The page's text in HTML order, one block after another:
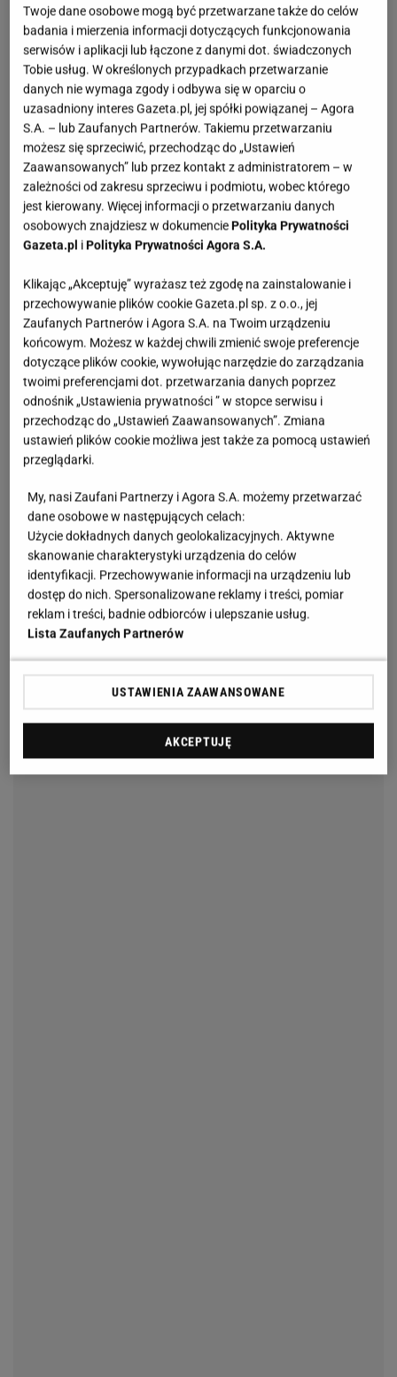
modelujące, które subtelnie podkreślają sylwetkę i
zapewniają komfort przez cały dzień. Naszym
faworytem jest model Matt Efect - cienkie, matowe
rajstopy dające efekt gładkiej skóry i maskujące
wszelkie niedoskonałości. Sprawią, że nogi
wyglądają bardziej naturalnie, są optycznie
wysmuklone i wydłużone. To prezent, który nie tylko
wygląda efektownie, ale też pomaga poczuć się
pewniej podczas ważnych okazji. Inne modele też są
super.
Twoje dane osobowe mogą być przetwarzane także do celów
badania i mierzenia informacji dotyczących funkcjonowania
serwisów i aplikacji lub łączone z danymi dot. świadczonych
Tobie usług. W określonych przypadkach przetwarzanie
danych nie wymaga zgody i odbywa się w oparciu o
uzasadniony interes Gazeta.pl, jej spółki powiązanej – Agora
S.A. – lub Zaufanych Partnerów. Takiemu przetwarzaniu
możesz się sprzeciwić, przechodząc do „Ustawień
Zaawansowanych” lub przez kontakt z administratorem – w
zależności od zakresu sprzeciwu i podmiotu, wobec którego
jest kierowany. Więcej informacji o przetwarzaniu danych
osobowych znajdziesz w dokumenciePolityka Prywatności
Gazeta.pl iPolityka Prywatności Agora S.A.
Klikając „Akceptuję” wyrażasz też zgodę na zainstalowanie i
przechowywanie plików cookie Gazeta.pl sp. z o.o., jej
Zaufanych Partnerów i Agora S.A. na Twoim urządzeniu
końcowym. Możesz w każdej chwili zmienić swoje preferencje
dotyczące plików cookie, wywołując narzędzie do zarządzania
twoimi preferencjami dot. przetwarzania danych poprzez
odnośnik „Ustawienia prywatności ” w stopce serwisu i
przechodząc do „Ustawień Zaawansowanych”. Zmiana
ustawień plików cookie możliwa jest także za pomocą ustawień
przeglądarki.
My, nasi Zaufani Partnerzy i Agora S.A. możemy przetwarzać
dane osobowe w następujących celach:
Użycie dokładnych danych geolokalizacyjnych. Aktywne
skanowanie charakterystyki urządzenia do celów
identyfikacji. Przechowywanie informacji na urządzeniu lub
dostęp do nich. Spersonalizowane reklamy i treści, pomiar
reklam i treści, badnie odbiorców i ulepszanie usług.
Lista Zaufanych Partnerów
USTAWIENIA ZAAWANSOWANE
AKCEPTUJĘ